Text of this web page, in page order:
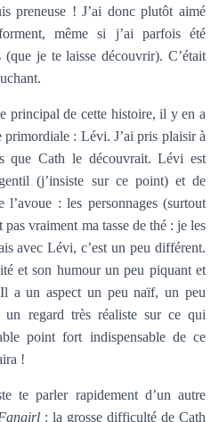
preneuse ! J’ai donc plutôt aimé
même si j’ai parfois été
(que je te laisse découvrir). C’était
principal de cette histoire, il y en a
primordiale : Lévi. J’ai pris plaisir à
que Cath le découvrait. Lévi est
(j’insiste sur ce point) et de
l’avoue : les personnages (surtout
vraiment ma tasse de thé : je les
avec Lévi, c’est un peu différent.
et son humour un peu piquant et
a un aspect un peu naïf, un peu
un regard très réaliste sur ce qui
point fort indispensable de ce
!
te parler rapidement d’un autre
: la grosse difficulté de Cath